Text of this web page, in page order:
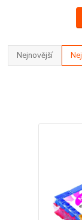
Nejnovější